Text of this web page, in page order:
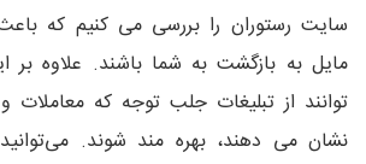
سایت رستوران را بررسی می کنیم که
مایل به بازگشت به شما باشند. علاوه بر
توانند از تبلیغات جلب توجه که
نشان می دهند، بهره مند شوند.